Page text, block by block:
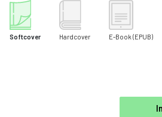
Softcover Hardcover E-Book (EPUB)